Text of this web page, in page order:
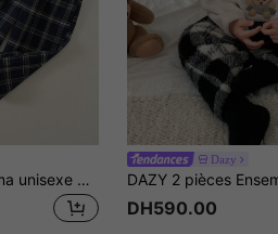
Ensemble de pyjama unisexe pour bébé garçon/fille 2 pièces, automne/hiver, décontracté et mignon, bleu marine à carreaux, ensemble de détente, convient pour le à la maison, le sommeil et les sorties quotidiennes
Dazy
DH590.00